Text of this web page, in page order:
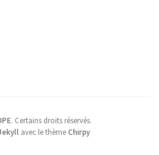
. Certains droits réservés.
avec le thème Chirpy